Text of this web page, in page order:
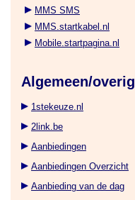
MMS SMS
MMS.startkabel.nl
Mobile.startpagina.nl
Algemeen/overig
1stekeuze.nl
2link.be
Aanbiedingen
Aanbiedingen Overzicht
Aanbieding van de dag